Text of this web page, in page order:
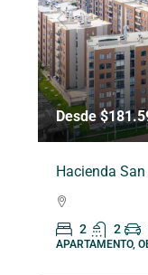
Desde
Hacienda
2 2
APARTAMENTO,